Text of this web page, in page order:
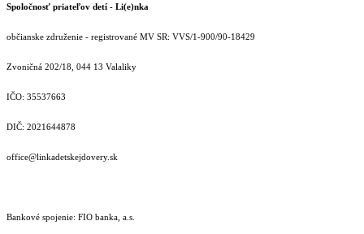
Spoločnosť priateľov detí - Li(e)nka
občianske združenie - registrované MV SR: VVS/1-900/90-18429
Zvoničná 202/18, 044 13 Valaliky
IČO: 35537663
DIČ: 2021644878
office@linkadetskejdovery.sk
Bankové spojenie: FIO banka, a.s.